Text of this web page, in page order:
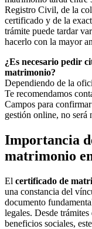
Registro Civil, de la
certificado y de la
trámite puede tardar
hacerlo con la mayor
¿Es necesario pedir
matrimonio?
Dependiendo de la
Te recomendamos
Campos para
gestión online, no será
Importancia
matrimonio
El certificado de
una constancia del
documento
legales. Desde
beneficios sociales,